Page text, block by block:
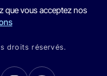
que vous acceptez nos
droits réservés.